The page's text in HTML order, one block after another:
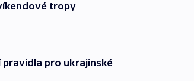
tropy
pravidla pro ukrajinské